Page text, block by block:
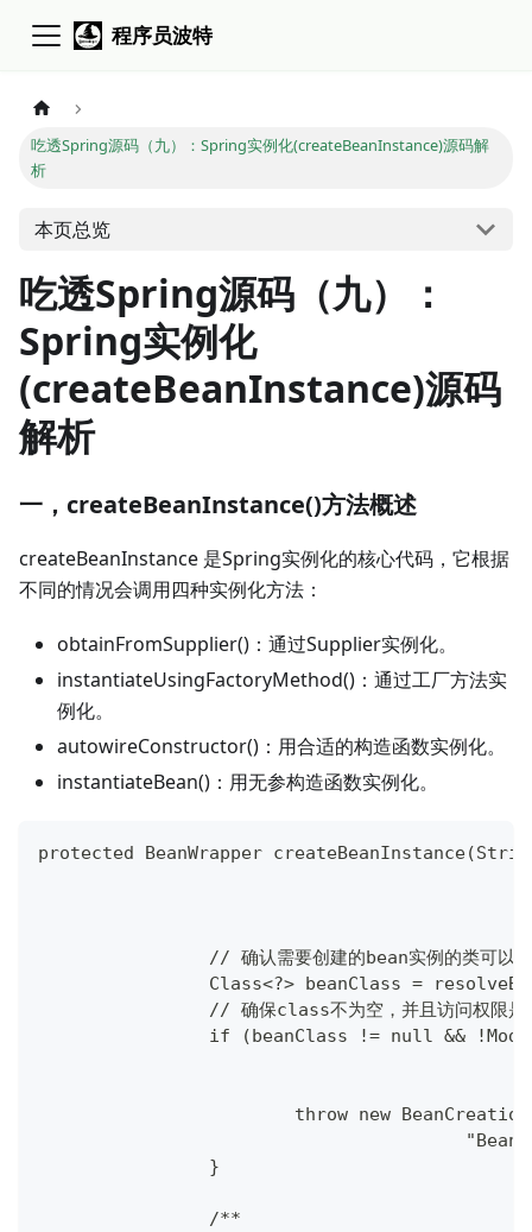
程序员波特
吃透Spring源码（九）：Spring实例化(createBeanInstance)源码解
析
本页总览
吃透Spring源码（九）：
Spring实例化
(createBeanInstance)源码
解析
一，createBeanInstance()方法概述
createBeanInstance 是Spring实例化的核心代码，它根据
不同的情况会调用四种实例化方法：
obtainFromSupplier()：通过Supplier实例化。
instantiateUsingFactoryMethod()：通过工厂方法实
例化。
autowireConstructor()：用合适的构造函数实例化。
instantiateBean()：用无参构造函数实例化。
protected BeanWrapper
// 确认需要创建的bean实例的类可以
Class<?> beanClass =
// 确保class不为空，并且访问权限
if (beanClass != null &&
throw new
		}
		/**